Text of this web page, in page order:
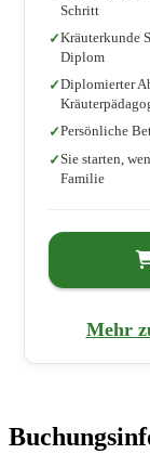
Schritt
Kräuterkunde
Diplom
Diplomierter
Persönliche
Sie starten,
Familie
Mehr